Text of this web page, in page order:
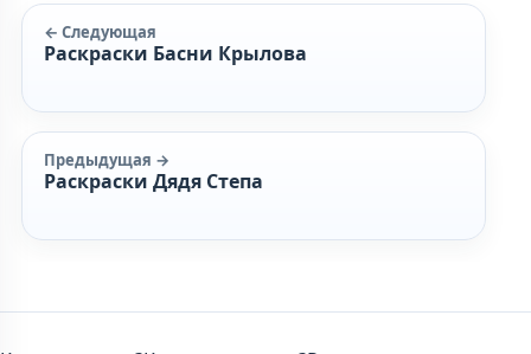
← Следующая
Раскраски Басни Крылова
Предыдущая →
Раскраски Дядя Степа